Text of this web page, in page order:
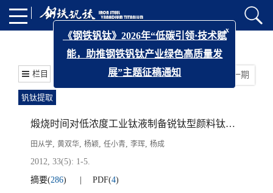
2012年 第33卷 第5期
栏目 下一期
钒钛提取
煅烧时间对低浓度工业钛液制备锐钛型颜料钛白的影响研究
田从学, 黄双华, 杨颖, 任小青, 李珲, 杨成
2012, 33(5): 1-5.
摘要(286) PDF(4)